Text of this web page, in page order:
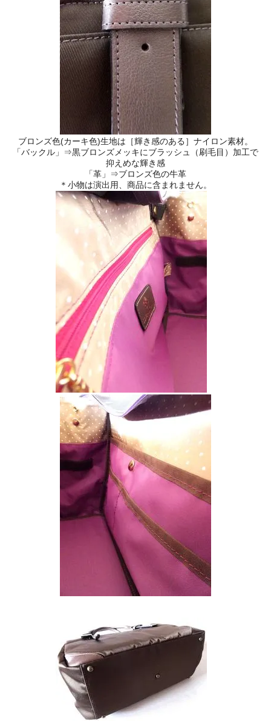
ブロンズ色(カーキ色)生地は［輝き感のある］ナイロン素材。
「バックル」⇒黒ブロンズメッキにブラッシュ（刷毛目）加工で
抑えめな輝き感
「革」⇒ブロンズ色の牛革
＊小物は演出用、商品に含まれません。